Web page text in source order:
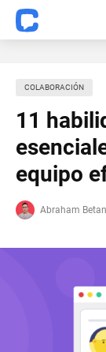
СOLABORACIÓN
11
equipo
Abraham